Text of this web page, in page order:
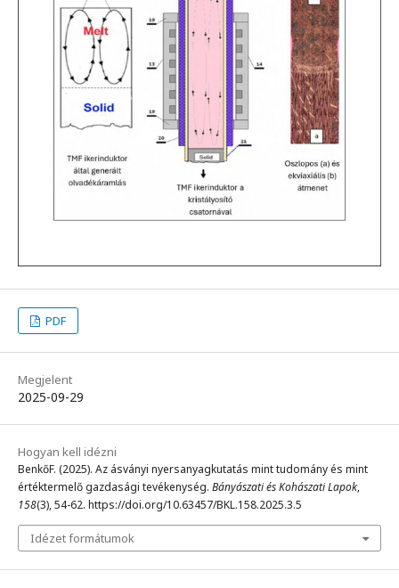
PDF
Megjelent
2025-09-29
Hogyan kell idézni
BenkőF. (2025). Az ásványi nyersanyagkutatás mint tudomány és mint
értéktermelő gazdasági tevékenység. Bányászati és Kohászati Lapok,
158(3), 54-62. https://doi.org/10.63457/BKL.158.2025.3.5
Idézet formátumok